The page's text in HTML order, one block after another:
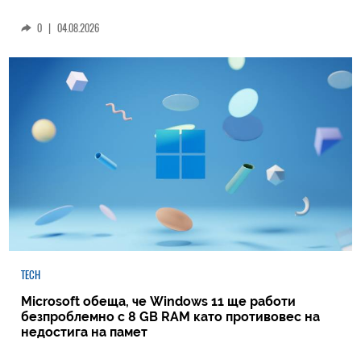
0 04.08.2026
TECH
Microsoft обеща, че Windows 11 ще работи
безпроблемно с 8 GB RAM като противовес на
недостига на памет